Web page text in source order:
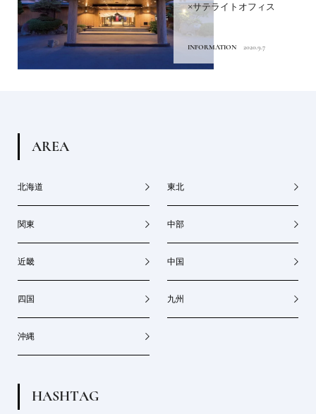
×サテライトオフィス
INFORMATION 2020.9.7
AREA
北海道 東北
関東 中部
近畿 中国
四国 九州
沖縄
HASHTAG